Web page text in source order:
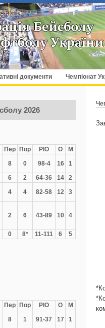
документи Чемпіонат
2026
Пер Пор РІО О
М
8 0 98-4 16
1
6 2 64-36 14
2
4 4 82-58 12
3
2 6 43-89 10 4
0 8* 11-111 6 5
Пер Пор РІО О
М
8 1 91-37 17
1